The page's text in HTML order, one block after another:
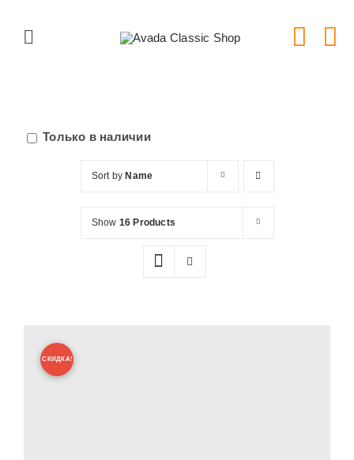
Toggle
Серии тарелок
В Магазин!
Только в наличии
Sort by Name
Show 16 Products
СКИДКА!